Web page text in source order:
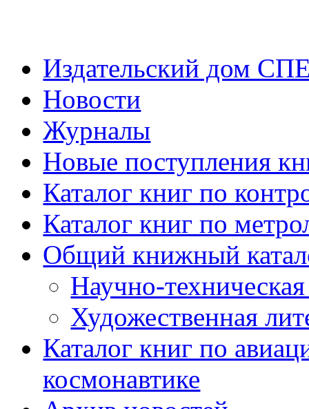
Издательский дом
Новости
Журналы
Новые поступления
Каталог книг по
Каталог книг по
Общий книжный
Научно-
Художественная
Каталог книг по
космонавтике